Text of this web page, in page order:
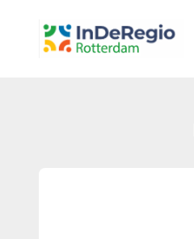
inderegiorotterdam.nl